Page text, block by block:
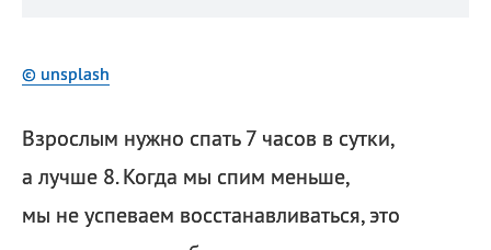
© unsplash
Взрослым нужно спать 7 часов в сутки,
а лучше 8. Когда мы спим меньше,
мы не успеваем восстанавливаться, это